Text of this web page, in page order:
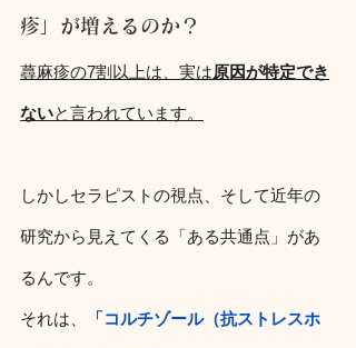
疹」が増えるのか？
蕁麻疹の7割以上は、実は原因が特定でき
ないと言われています。
しかしセラピストの視点、そして近年の
研究から見えてくる「ある共通点」があ
るんです。
それは、 「コルチゾール（抗ストレスホ